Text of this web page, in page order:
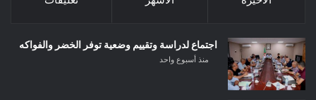
اجتماع لدراسة وتقييم وضعية توفر الخضر والفواكه
منذ أسبوع واحد